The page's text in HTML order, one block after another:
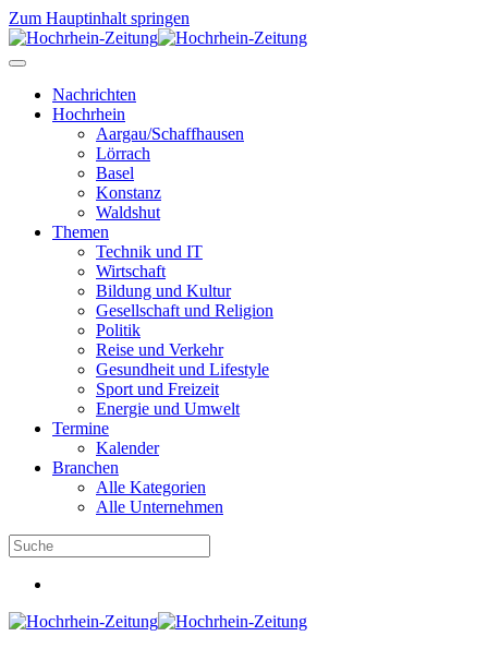
Zum Hauptinhalt springen
Nachrichten
Hochrhein
Aargau/Schaffhausen
Lörrach
Basel
Konstanz
Waldshut
Themen
Technik und IT
Wirtschaft
Bildung und Kultur
Gesellschaft und Religion
Politik
Reise und Verkehr
Gesundheit und Lifestyle
Sport und Freizeit
Energie und Umwelt
Termine
Kalender
Branchen
Alle Kategorien
Alle Unternehmen